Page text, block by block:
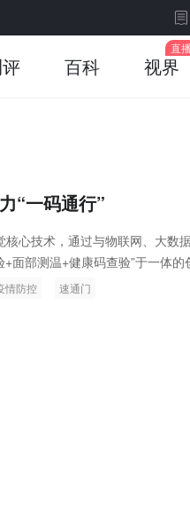
百科 视界
“一码通行”
心技术，通过与物联网、大数
面部测温+健康码查验”于一体的
情防控 速通门